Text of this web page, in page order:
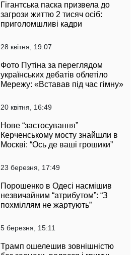
Гігантська паска призвела до
загрози життю 2 тисяч осіб:
приголомшливі кадри
28 квітня, 19:07
Фото Путіна за переглядом
українських дебатів облетіло
Мережу: «Вставав під час гімну»
20 квітня, 16:49
Нове “застосування”
Керченському мосту знайшли в
Москві: “Ось де ваші грошики”
23 березня, 17:49
Порошенко в Одесі насмішив
незвичайним “атрибутом”: “З
похміллям не жартують”
5 березня, 15:11
Трамп ошелешив зовнішністю